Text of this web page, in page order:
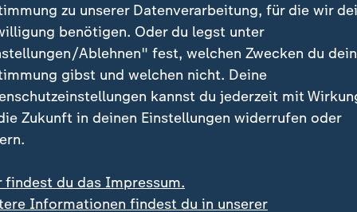
frühzeitig ab
das Duell gegen den portugiesischen
schon für sich entschieden, als die Mannschaft
gar nicht erreicht hatte. Sportings Trainer Rui
neben dem Wunderstürmer Viktor Gyökeres auch
Trincao daheim zu lassen und das
zu unserer Datenverarbeitung, für die wir
benötigen. Oder du legst unter
Ablehnen" fest, welchen Zwecken du
gibst und welchen nicht. Deine
kannst du jederzeit mit
Zukunft in deinen Einstellungen widerrufen oder
findest du das Impressum.
Informationen findest du in unserer